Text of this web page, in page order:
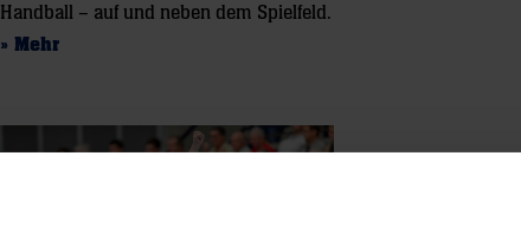
Handball – auf und neben dem Spielfeld.
» Mehr